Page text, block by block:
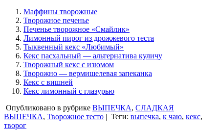
Маффины творожные
Творожное печенье
Печенье творожное «Смайлик»
Лимонный пирог из дрожжевого теста
Тыквенный кекс «Любимый»
Кекс пасхальный — альтернатива куличу
Творожный кекс с изюмом
Творожно — вермишелевая запеканка
Кекс с вишней
Кекс лимонный с глазурью
Опубликовано в рубрике ВЫПЕЧКА, СЛАДКАЯ
ВЫПЕЧКА, Творожное тесто | Теги: выпечка, к чаю, кекс,
творог